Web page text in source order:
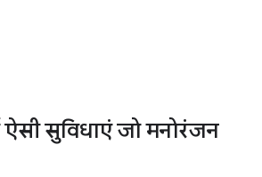
सुविधाएं जो मनोरंजन